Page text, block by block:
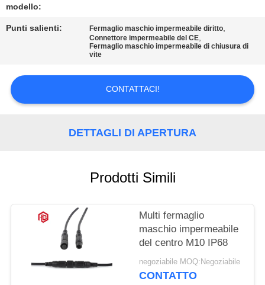
DEL
SITO
POLICY
modello:
Punti salienti: Fermaglio maschio impermeabile diritto,
Connettore impermeabile del CE,
Fermaglio maschio impermeabile di chiusura di
vite
CONTATTACI!
DETTAGLI DI APERTURA
Prodotti Simili
Multi fermaglio
maschio impermeabile
del centro M10 IP68
negoziabile MOQ:Negoziabile
CONTATTO